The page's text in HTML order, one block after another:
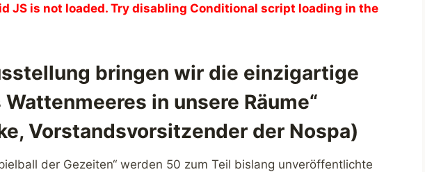
JS is not loaded. Try disabling Conditional script loading in the
bringen wir die einzigartige
in unsere Räume“
Vorstandsvorsitzender der Nospa)
der Gezeiten“ werden 50 zum Teil bislang unveröffentlichte